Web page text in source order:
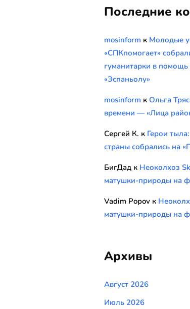
Последние
mosinform к Молодые
«СПКпомогает»
гуманитарки в
«Эспаньолу»
mosinform к Ольга
времени — «Лица
Сергей К. к Герои
страны собрались на
БигДад к Неоколхоз
матушки-природы на
Vadim Popov к
матушки-природы на
Архивы
Август 2026
Июль 2026